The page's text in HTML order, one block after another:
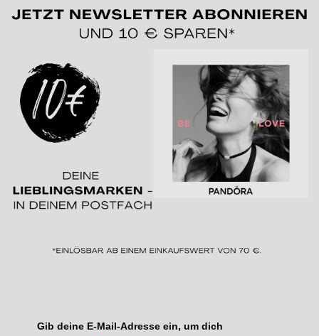
Gib deine E-Mail-Adresse ein, um dich